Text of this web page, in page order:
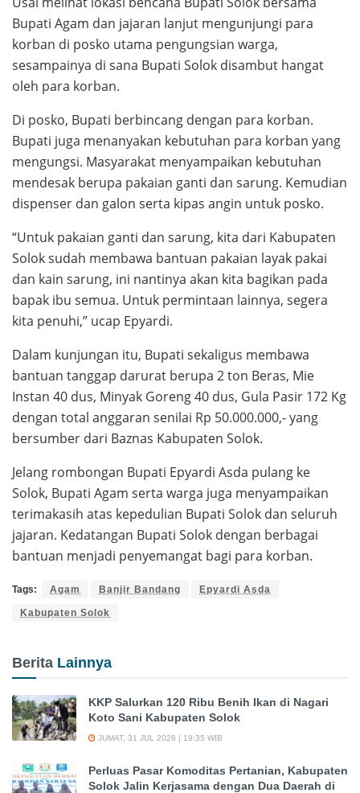
Bupati Agam dan jajaran lanjut mengunjungi para
korban di posko utama pengungsian warga,
sesampainya di sana Bupati Solok disambut hangat
oleh para korban.
Di posko, Bupati berbincang dengan para korban.
Bupati juga menanyakan kebutuhan para korban yang
mengungsi. Masyarakat menyampaikan kebutuhan
mendesak berupa pakaian ganti dan sarung. Kemudian
dispenser dan galon serta kipas angin untuk posko.
“Untuk pakaian ganti dan sarung, kita dari Kabupaten
Solok sudah membawa bantuan pakaian layak pakai
dan kain sarung, ini nantinya akan kita bagikan pada
bapak ibu semua. Untuk permintaan lainnya, segera
kita penuhi,” ucap Epyardi.
Dalam kunjungan itu, Bupati sekaligus membawa
bantuan tanggap darurat berupa 2 ton Beras, Mie
Instan 40 dus, Minyak Goreng 40 dus, Gula Pasir 172 Kg
dengan total anggaran senilai Rp 50.000.000,- yang
bersumber dari Baznas Kabupaten Solok.
Jelang rombongan Bupati Epyardi Asda pulang ke
Solok, Bupati Agam serta warga juga menyampaikan
terimakasih atas kepedulian Bupati Solok dan seluruh
jajaran. Kedatangan Bupati Solok dengan berbagai
bantuan menjadi penyemangat bagi para korban.
Tags: Agam Banjir Bandang Epyardi Asda
Kabupaten Solok
Berita Lainnya
KKP Salurkan 120 Ribu Benih Ikan di Nagari
Koto Sani Kabupaten Solok
JUMAT, 31 JUL 2026 | 19:35 WIB
Perluas Pasar Komoditas Pertanian, Kabupaten
Solok Jalin Kerjasama dengan Dua Daerah di